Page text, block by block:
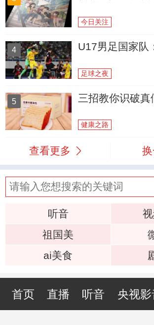
今日关注
4 U17男足国家队
足球之夜
5 三招教你识破真
健康之路
查看更多
听音
祖国美
ai美食
首页 直播 听音 央视影